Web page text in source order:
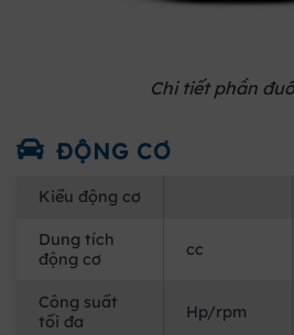
Chi tiết phần
ĐỘNG CƠ
Kiểu động cơ
Dung tích
động cơ
cc
Công suất
tối đa
Hp/rpm